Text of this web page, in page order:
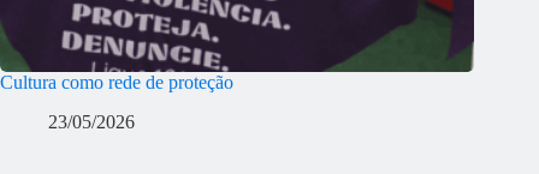
Cultura como rede de proteção
23/05/2026